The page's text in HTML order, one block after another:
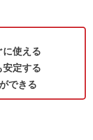
使える
定する
できる